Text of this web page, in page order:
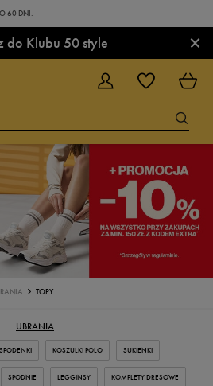
60 DNI.
do Klubu 50 style ×
TOPY
UBRANIA
SPODENKI KOSZULKI POLO SUKIENKI
SPODNIE LEGGINSY KOMPLETY DRESOWE